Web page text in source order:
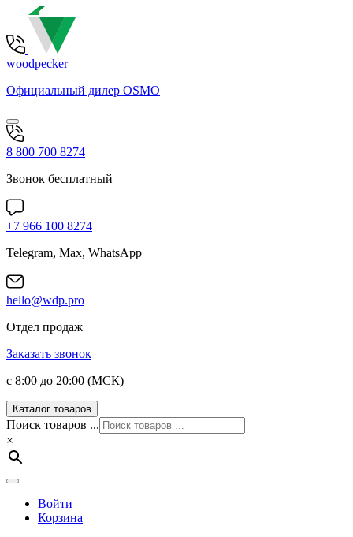
woodpecker
Официальный дилер OSMO
8 800 700 8274
Звонок бесплатный
+7 966 100 8274
Telegram, Max, WhatsApp
hello@wdp.pro
Отдел продаж
Заказать звонок
с 8:00 до 20:00 (МСК)
Каталог товаров
Поиск товаров ...
×
Войти
Корзина